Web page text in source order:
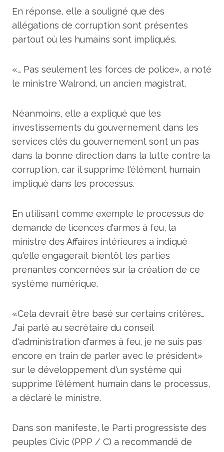
En réponse, elle a souligné que des
allégations de corruption sont présentes
partout où les humains sont impliqués.
«… Pas seulement les forces de police», a noté
le ministre Walrond, un ancien magistrat.
Néanmoins, elle a expliqué que les
investissements du gouvernement dans les
services clés du gouvernement sont un pas
dans la bonne direction dans la lutte contre la
corruption, car il supprime l'élément humain
impliqué dans les processus.
En utilisant comme exemple le processus de
demande de licences d'armes à feu, la
ministre des Affaires intérieures a indiqué
qu'elle engagerait bientôt les parties
prenantes concernées sur la création de ce
système numérique.
«Cela devrait être basé sur certains critères…
J'ai parlé au secrétaire du conseil
d'administration d'armes à feu, je ne suis pas
encore en train de parler avec le président»
sur le développement d'un système qui
supprime l'élément humain dans le processus,
a déclaré le ministre.
Dans son manifeste, le Parti progressiste des
peuples Civic (PPP / C) a recommandé de